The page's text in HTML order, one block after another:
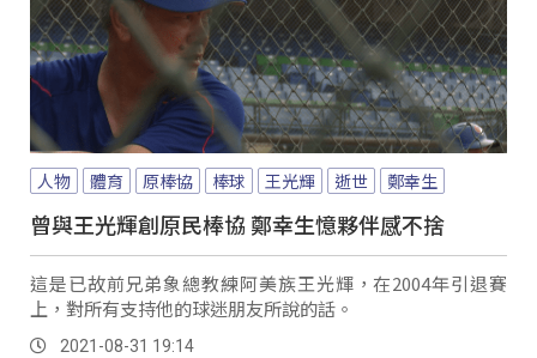
人物 體育 原棒協 棒球 王光輝 逝世 鄭幸生
曾與王光輝創原民棒協 鄭幸生憶夥伴感不捨
這是已故前兄弟象總教練阿美族王光輝，在2004年引退賽
上，對所有支持他的球迷朋友所說的話。
2021-08-31 19:14